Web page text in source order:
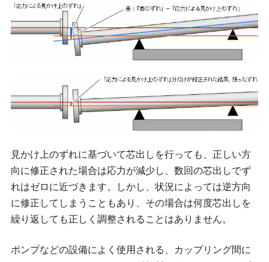
見かけ上のずれに基づいて芯出しを行っても、正しい方
向に修正された場合は応力が減少し、数回の芯出しでず
れはゼロに近づきます。しかし、状況によっては逆方向
に修正してしまうこともあり、その場合は何度芯出しを
繰り返しても正しく調整されることはありません。
ポンプなどの設備によく使用される、カップリング間に